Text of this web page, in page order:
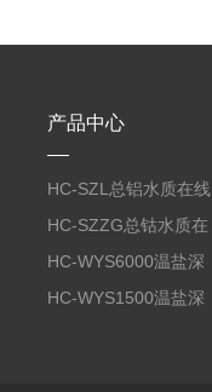
产品中心
HC-SZL总铝水质在线
分析仪
HC-SZZG总钴水质在
线分析仪
HC-WYS6000温盐深
分析仪
HC-WYS1500温盐深